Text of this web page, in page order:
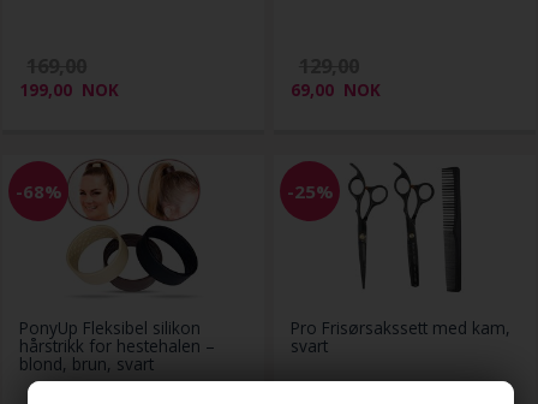
199,00 NOK 69,00 NOK
-68%
PonyUp Fleksibel silikon
hårstrikk for hestehalen –
blond, brun, svart
-25%
Pro Frisørsakssett med kam,
svart